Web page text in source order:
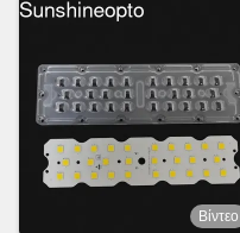
Βίντεο